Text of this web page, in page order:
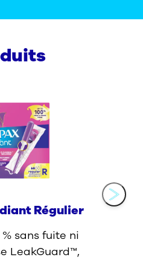
Régulier
sans fuite ni
LeakGuard™,